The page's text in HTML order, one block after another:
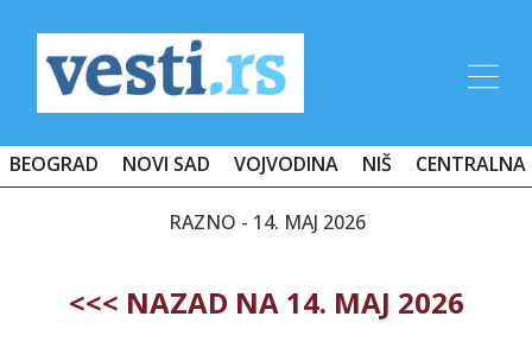
BEOGRAD NOVI SAD VOJVODINA NIŠ CENTRALNA
RAZNO - 14. MAJ 2026
<<< NAZAD NA 14. MAJ 2026